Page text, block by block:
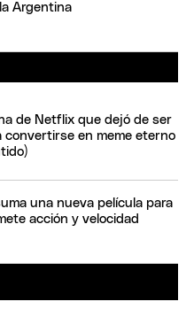
Argentina
de Netflix que dejó de ser
convertirse en meme eterno
una nueva película para
acción y velocidad